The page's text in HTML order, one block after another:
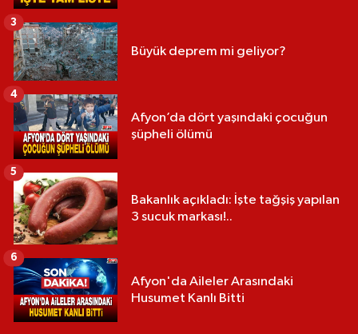
Büyük deprem mi geliyor?
3
Afyon’da dört yaşındaki çocuğun
şüpheli ölümü
4
Bakanlık açıkladı: İşte tağşiş yapılan
3 sucuk markası!..
5
Afyon'da Aileler Arasındaki
Husumet Kanlı Bitti
6